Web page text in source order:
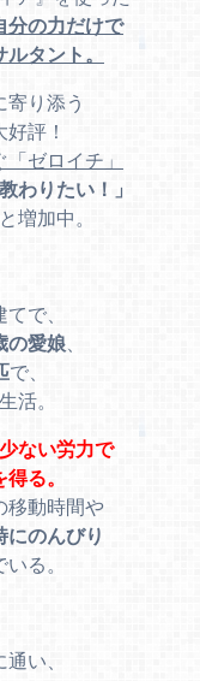
分の力だけで
タント。
り添う
評！
ゼロイチ」
わりたい！」
増加中。
で、
の愛娘、
で、
活。
少ない労力で
る。
移動時間や
にのんびり
る。
い、